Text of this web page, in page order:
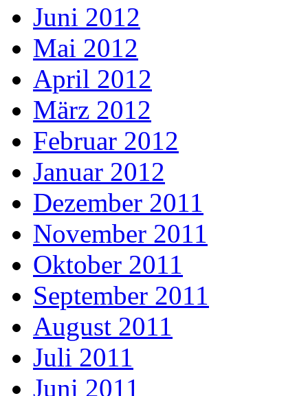
Juni 2012
Mai 2012
April 2012
März 2012
Februar 2012
Januar 2012
Dezember 2011
November 2011
Oktober 2011
September 2011
August 2011
Juli 2011
Juni 2011